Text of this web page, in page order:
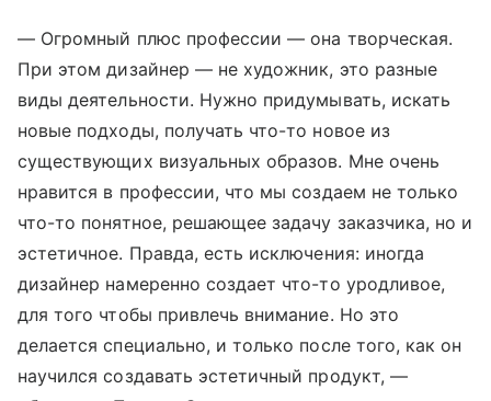
— Огромный плюс профессии — она творческая.
При этом дизайнер — не художник, это разные
виды деятельности. Нужно придумывать, искать
новые подходы, получать что-то новое из
существующих визуальных образов. Мне очень
нравится в профессии, что мы создаем не только
что-то понятное, решающее задачу заказчика, но и
эстетичное. Правда, есть исключения: иногда
дизайнер намеренно создает что-то уродливое,
для того чтобы привлечь внимание. Но это
делается специально, и только после того, как он
научился создавать эстетичный продукт, —